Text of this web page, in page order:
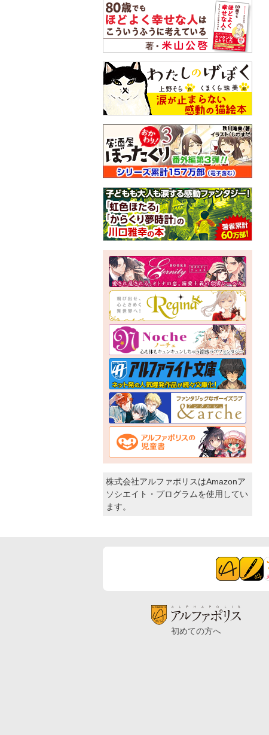
株式会社アルファポリスはAmazonア
ソシエイト・プログラムを使用してい
ます。
初めての方へ